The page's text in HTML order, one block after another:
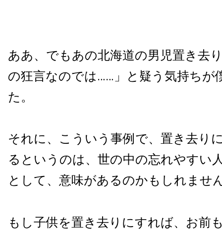
ああ、でもあの北海道の男児置き去
の狂言なのでは……」と疑う気持ちが
た。
それに、こういう事例で、置き去り
るというのは、世の中の忘れやすい
として、意味があるのかもしれませ
もし子供を置き去りにすれば、お前